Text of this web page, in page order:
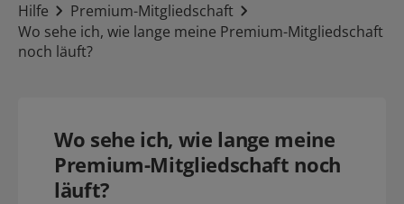
Hilfe
Premium-Mitgliedschaft
Wo sehe ich, wie lange meine Premium-Mitgliedschaft
noch läuft?
Wo sehe ich, wie lange meine
Premium-Mitgliedschaft noch
läuft?